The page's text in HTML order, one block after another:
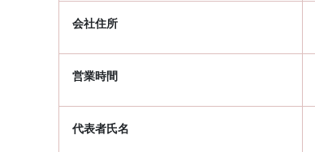
会社住所
営業時間
代表者氏名